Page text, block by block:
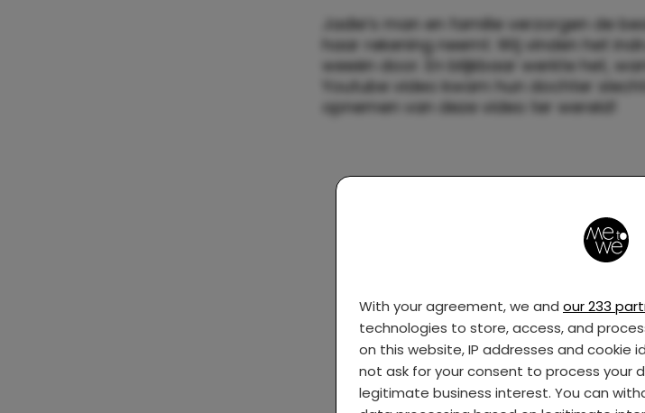
With your agreement, we and our 233
technologies to store, access, and
on this website, IP addresses and cookie
not ask for your consent to process your
legitimate business interest. You can
Jadie’s man en familie verzorgen de
haar rekening neemt. Wij vinden het
weeën door. En blijkbaar werkte het,
Youtube video kwam hun dochter
opnemen van deze video ter wereld!